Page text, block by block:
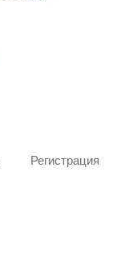
Регистрация